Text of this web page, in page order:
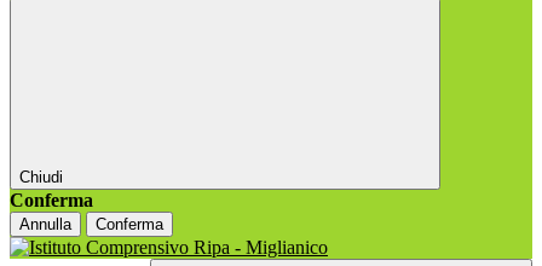
Chiudi
Conferma
Annulla Conferma